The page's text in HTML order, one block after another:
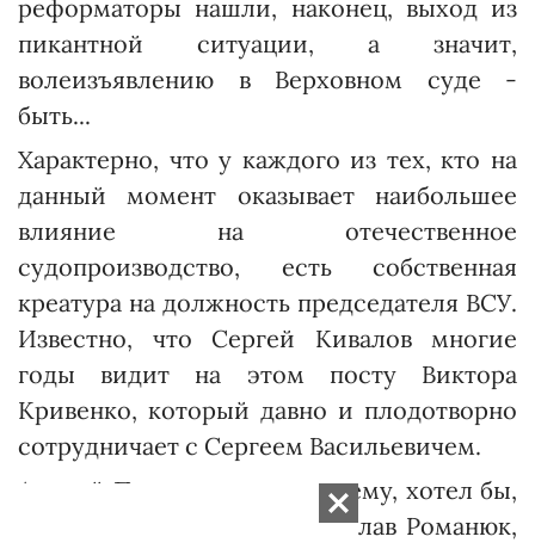
реформаторы нашли, наконец, выход из
пикантной ситуации, а значит,
волеизъявлению в Верховном суде -
быть...
Характерно, что у каждого из тех, кто на
данный момент оказывает наибольшее
влияние на отечественное
судопроизводство, есть собственная
креатура на должность председателя ВСУ.
Известно, что Сергей Кивалов многие
годы видит на этом пос­ту Виктора
Кривенко, который давно и плодотворно
сотрудничает с Сергеем Василь­евичем.
Андрей Портнов, судя по всему, хотел бы,
чтобы это место занял Ярослав Романюк,